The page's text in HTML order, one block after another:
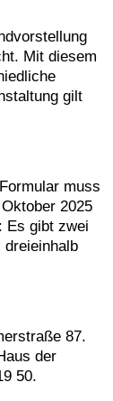
Mit diesem
gilt
muss
2025
Es gibt zwei
87.
der
50.